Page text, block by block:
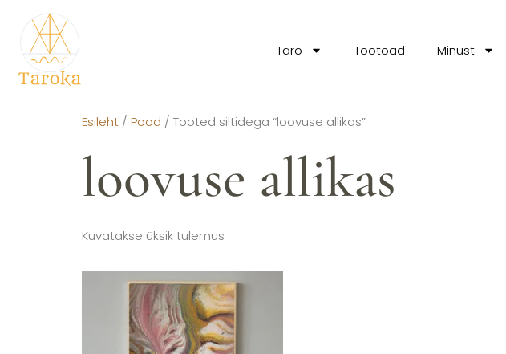
Taro Töötoad Minust
Esileht / Pood / Tooted siltidega “loovuse allikas”
loovuse allikas
Kuvatakse üksik tulemus